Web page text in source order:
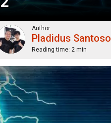
Author
Pladidus Santoso
Reading time: 2 min